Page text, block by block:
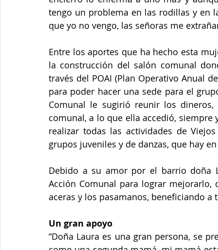
tengo un problema en las rodillas y en
que yo no vengo, las señoras me
Entre los aportes que ha hecho esta
la construcción del salón comunal
través del POAI (Plan Operativo Anual
para poder hacer una sede para el
Comunal le sugirió reunir los
comunal, a lo que ella accedió,
realizar todas las actividades de
grupos juveniles y de danzas, que hay
Debido a su amor por el barrio doña
Acción Comunal para lograr
aceras y los pasamanos, beneficiando
Un gran apoyo
“Doña Laura es una gran persona, se